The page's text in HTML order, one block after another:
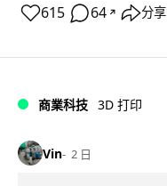
615 64 ↗ 分享
商業科技 3D 打印
Vin 2 日